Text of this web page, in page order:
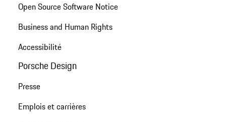
Open Source Software Notice
Business and Human Rights
Accessibilité
Porsche Design
Presse
Emplois et carrières